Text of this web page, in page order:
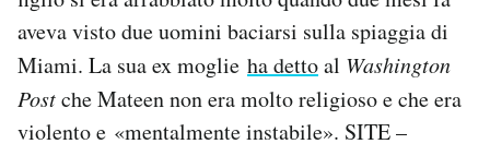
aveva visto due uomini baciarsi sulla spiaggia di
Miami. La sua ex moglie ha dettoal Washington
Postche Mateen non era molto religioso e che era
violento e «mentalmente instabile». SITE –